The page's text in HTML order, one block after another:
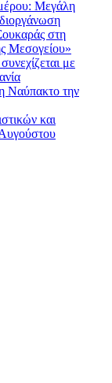
Μεγάλη
στη
Μεσογείου»
με
Ναύπακτο την
και